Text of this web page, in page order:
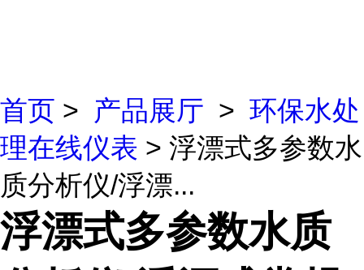
首页 > 产品展厅 > 环保水处
理在线仪表 > 浮漂式多参数水
质分析仪/浮漂...
浮漂式多参数水质